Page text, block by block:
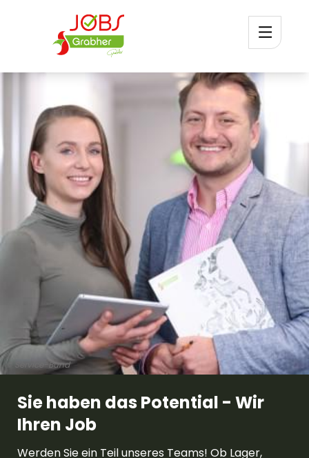
© Service-Bund
Sie haben das Potential - Wir
Ihren Job
Werden Sie ein Teil unseres Teams! Ob Lager,